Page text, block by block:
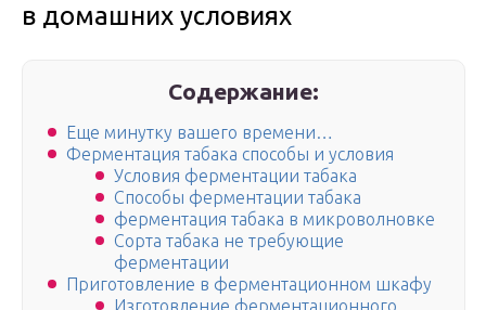
в домашних условиях
Содержание:
Еще минутку вашего времени…
Ферментация табака способы и условия
Условия ферментации табака
Способы ферментации табака
ферментация табака в микроволновке
Сорта табака не требующие
ферментации
Приготовление в ферментационном шкафу
Изготовление ферментационного